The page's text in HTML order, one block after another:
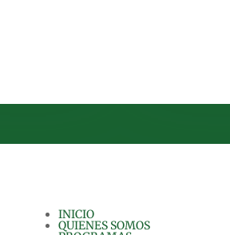
INICIO
QUIENES SOMOS